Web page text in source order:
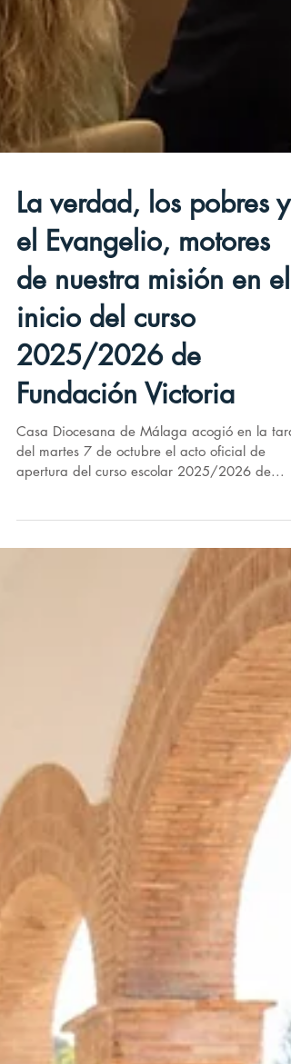
La verdad, los pobres y
el Evangelio, motores
de nuestra misión en el
inicio del curso
2025/2026 de
Fundación Victoria
Casa Diocesana de Málaga acogió en la tarde
apertura del curso escolar 2025/2026 de...